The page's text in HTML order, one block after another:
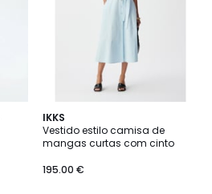
IKKS
Vestido estilo camisa de
mangas curtas com cinto
195.00 €